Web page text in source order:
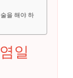
을 해야 하
일